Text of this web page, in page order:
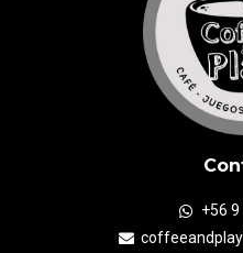
+56